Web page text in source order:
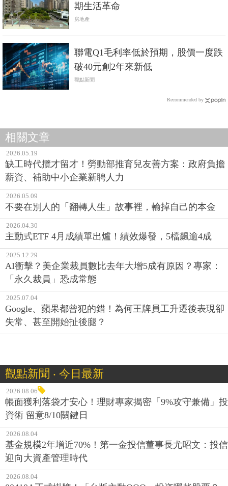
期生活革命
房地產
聯電Q1毛利率低於預期，股價一度跌
破40元創2年來新低
觀點新聞
Recommended by
相關文章
2026.05.19
缺工時代攬才留才！勞動部推育兒友善方案：政府負擔
薪資、補助中小企業新聘人力
2026.05.09
不要在別人的「翻轉人生」故事裡，輸掉自己的本金
2026.04.30
主動式ETF 4月成績單出爐！績效爆發，5檔飆逾4成
2025.12.29
AI衝擊？美企業裁員數比去年大增5成有原因？專家：
「永久裁員」恐成常態
2025.07.04
Google、蘋果都曾犯的錯！為何王牌員工升遷後表現卻
失常、甚至開始扯後腿？
觀點新聞 ‧ 今日最新
2026.08.06
帳面獲利落袋才安心！理財專家揭密「9%攻守兼備」投
資術 留意8/10關鍵日
2026.08.04
基金規模2年增近70%！第一金投信董事長尤昭文：投信
迎向大資產管理時代
2026.08.04